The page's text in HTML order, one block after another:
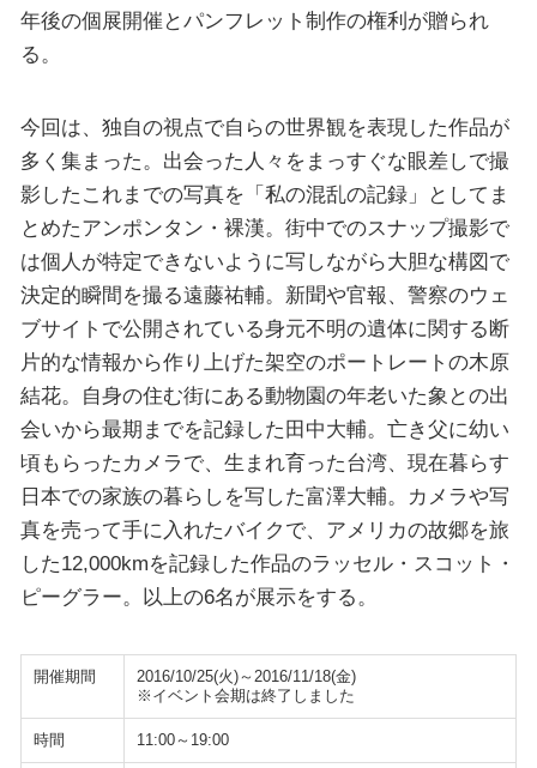
年後の個展開催とパンフレット制作の権利が贈られ
る。
今回は、独自の視点で自らの世界観を表現した作品が
多く集まった。出会った人々をまっすぐな眼差しで撮
影したこれまでの写真を「私の混乱の記録」としてま
とめたアンポンタン・裸漢。街中でのスナップ撮影で
は個人が特定できないように写しながら大胆な構図で
決定的瞬間を撮る遠藤祐輔。新聞や官報、警察のウェ
ブサイトで公開されている身元不明の遺体に関する断
片的な情報から作り上げた架空のポートレートの木原
結花。自身の住む街にある動物園の年老いた象との出
会いから最期までを記録した田中大輔。亡き父に幼い
頃もらったカメラで、生まれ育った台湾、現在暮らす
日本での家族の暮らしを写した富澤大輔。カメラや写
真を売って手に入れたバイクで、アメリカの故郷を旅
した12,000kmを記録した作品のラッセル・スコット・
ピーグラー。以上の6名が展示をする。
開催期間
2016/10/25(火)～2016/11/18(金)
※イベント会期は終了しました
時間 11:00～19:00